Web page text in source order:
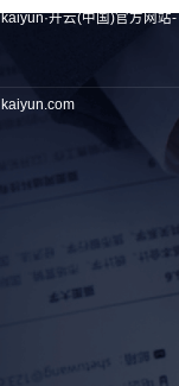
kaiyun·开云(中国)官方网站-
kaiyun.com